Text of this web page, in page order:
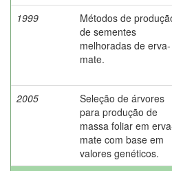
1999
Métodos de
de sementes
melhoradas de erva-
mate.
2005
Seleção de árvores
para produção de
massa foliar em
mate com base em
valores genéticos.